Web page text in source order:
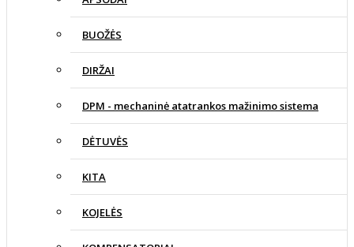
BUOŽĖS
DIRŽAI
DPM - mechaninė atatrankos mažinimo sistema
DĖTUVĖS
KITA
KOJELĖS